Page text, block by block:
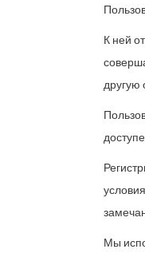
К ней
другую
Мы